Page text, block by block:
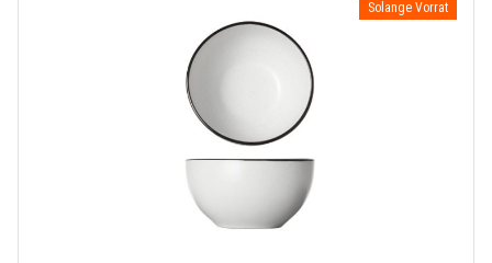
Solange Vorrat